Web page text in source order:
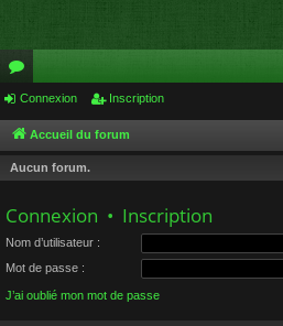
or
u
m
Connexion Inscription
Accueil du forum
Aucun forum.
Connexion • Inscription
Nom d’utilisateur :
Mot de passe :
J’ai oublié mon mot de passe